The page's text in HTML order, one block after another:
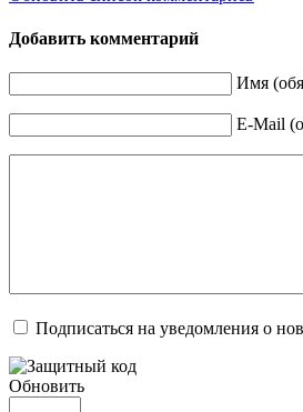
Добавить комментарий
Имя
E-Mail
Подписаться на уведомления о
Обновить